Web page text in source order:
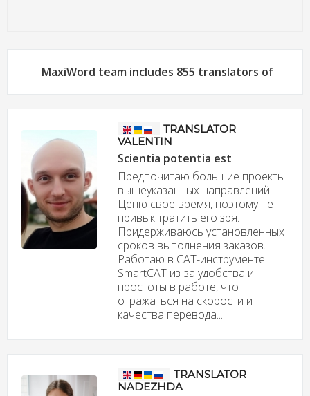
MaxiWord team includes 855 translators of
TRANSLATOR
VALENTIN
Scientia potentia est
Предпочитаю большие проекты
вышеуказанных направлений.
Ценю свое время, поэтому не
привык тратить его зря.
Придерживаюсь установленных
сроков выполнения заказов.
Работаю в САТ-инструменте
SmartCAT из-за удобства и
простоты в работе, что
отражаться на скорости и
качества перевода....
TRANSLATOR
NADEZHDA